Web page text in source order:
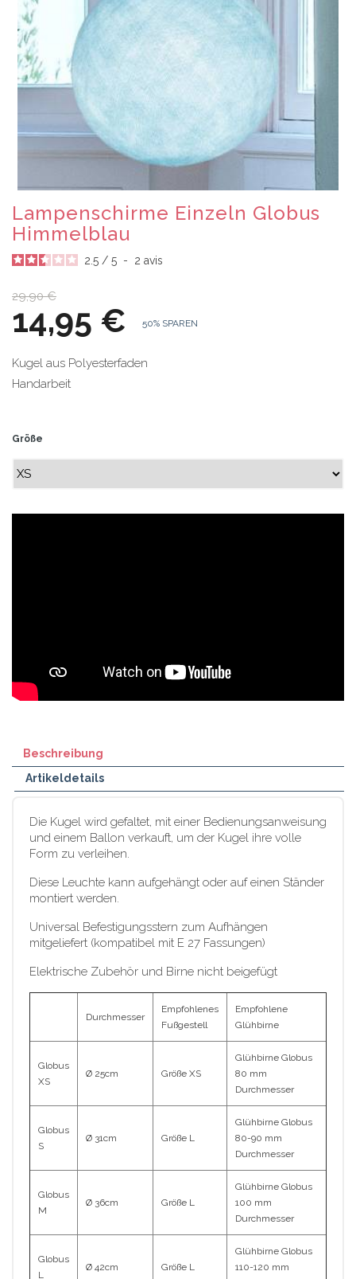
Lampenschirme Einzeln Globus
Himmelblau
2.5 / 5 - 2 avis
29,90 €
14,95 € 50% SPAREN
Kugel aus Polyesterfaden
Handarbeit
Größe
Beschreibung
Artikeldetails
Die Kugel wird gefaltet, mit einer Bedienungsanweisung
und einem Ballon verkauft, um der Kugel ihre volle
Form zu verleihen.
Diese Leuchte kann aufgehängt oder auf einen Ständer
montiert werden.
Universal Befestigungsstern zum Aufhängen
mitgeliefert (kompatibel mit E 27 Fassungen)
Elektrische Zubehör und Birne nicht beigefügt
Durchmesser
Empfohlenes
Fußgestell
Empfohlene
Glühbirne
Globus
XS
Ø 25cm Größe XS
Glühbirne Globus
80 mm
Durchmesser
Globus
S
Ø 31cm Größe L
Glühbirne Globus
80-90 mm
Durchmesser
Globus
M
Ø 36cm Größe L
Glühbirne Globus
100 mm
Durchmesser
Globus
L
Ø 42cm Größe L
Glühbirne Globus
110-120 mm